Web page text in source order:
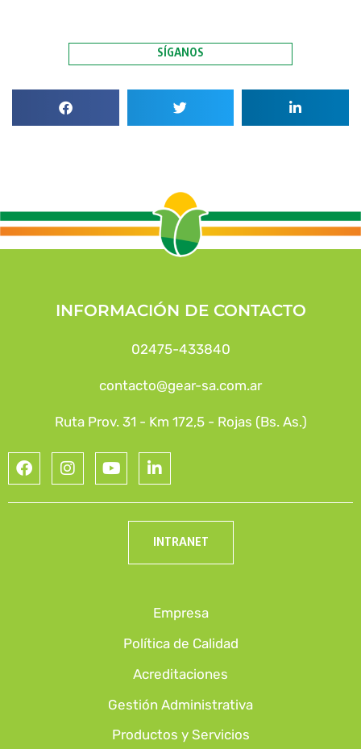
SÍGANOS
INFORMACIÓN DE CONTACTO
02475-433840
contacto@gear-sa.com.ar
Ruta Prov. 31 - Km 172,5 - Rojas (Bs. As.)
INTRANET
Empresa
Política de Calidad
Acreditaciones
Gestión Administrativa
Productos y Servicios